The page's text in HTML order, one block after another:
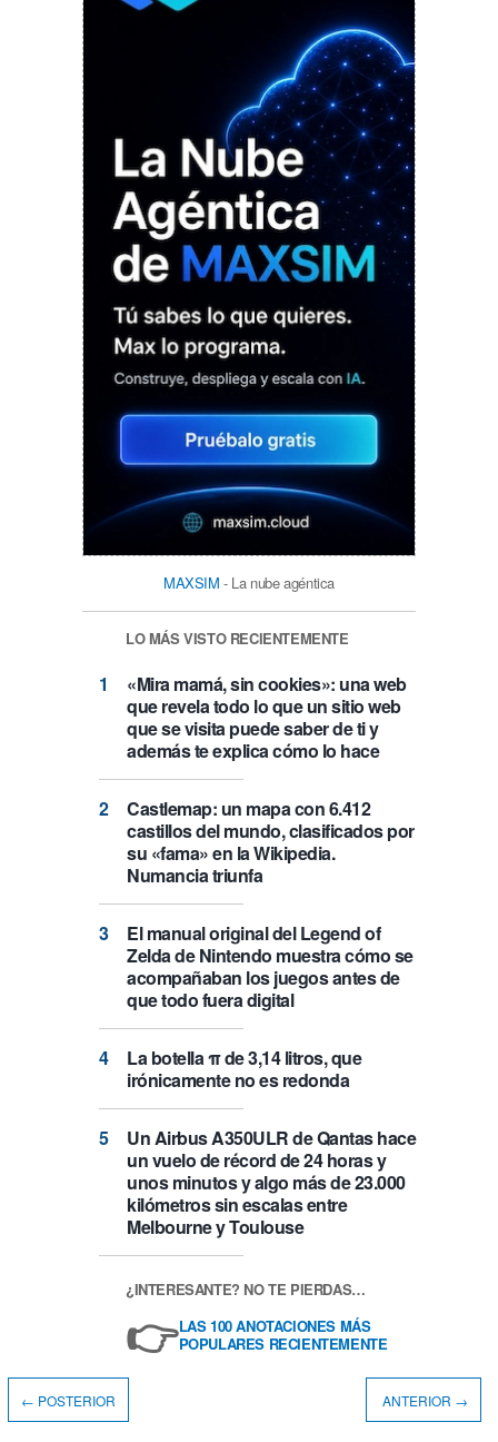
MAXSIM - La nube agéntica
LO MÁS VISTO RECIENTEMENTE
«Mira mamá, sin cookies»: una web
que revela todo lo que un sitio web
que se visita puede saber de ti y
además te explica cómo lo hace
Castlemap: un mapa con 6.412
castillos del mundo, clasificados por
su «fama» en la Wikipedia.
Numancia triunfa
El manual original del Legend of
Zelda de Nintendo muestra cómo se
acompañaban los juegos antes de
que todo fuera digital
La botella π de 3,14 litros, que
irónicamente no es redonda
Un Airbus A350ULR de Qantas hace
un vuelo de récord de 24 horas y
unos minutos y algo más de 23.000
kilómetros sin escalas entre
Melbourne y Toulouse
¿INTERESANTE? NO TE PIERDAS…
👉LAS 100 ANOTACIONES MÁS
POPULARES RECIENTEMENTE
← POSTERIOR ANTERIOR →